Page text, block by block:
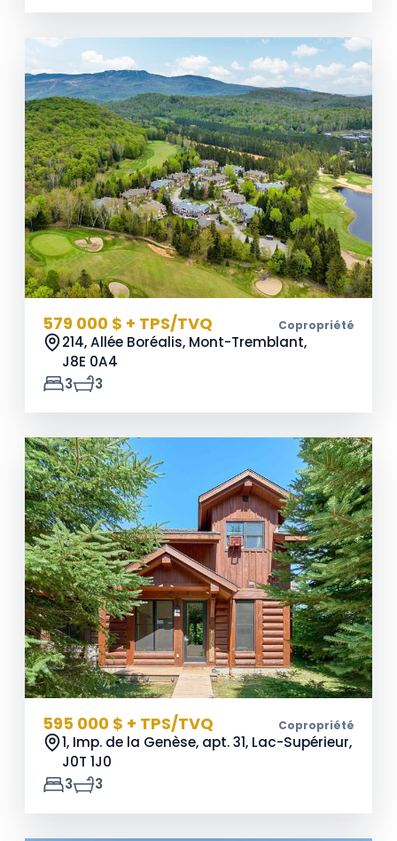
579 000 $ + TPS/TVQ Copropriété
214, Allée Boréalis, Mont-Tremblant,
J8E 0A4
3
3
595 000 $ + TPS/TVQ Copropriété
1, Imp. de la Genèse, apt. 31, Lac-Supérieur,
J0T 1J0
3
3